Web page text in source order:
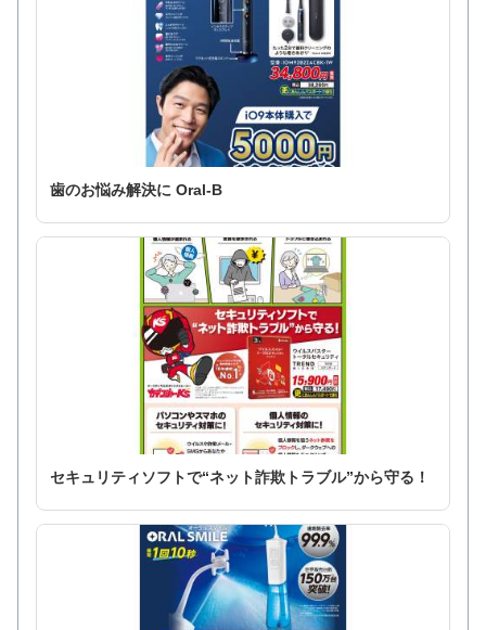
歯のお悩み解決に Oral-B
セキュリティソフトで“ネット詐欺トラブル”から守る！